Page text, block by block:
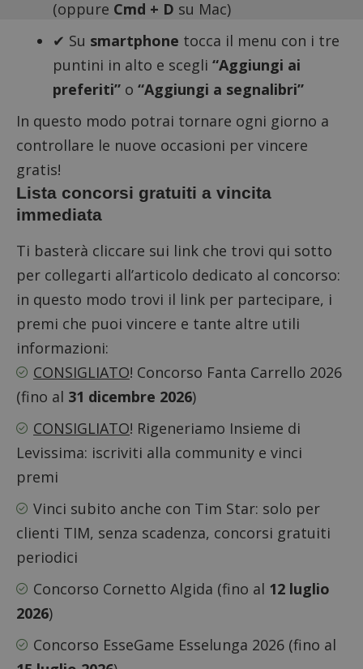
(oppure Cmd + D su Mac)
✔ Su smartphone tocca il menu con i tre
puntini in alto e scegli “Aggiungi ai
preferiti” o “Aggiungi a segnalibri”
In questo modo potrai tornare ogni giorno a
controllare le nuove occasioni per vincere
gratis!
Lista concorsi gratuiti a vincita
immediata
Ti basterà cliccare sui link che trovi qui sotto
per collegarti all’articolo dedicato al concorso:
in questo modo trovi il link per partecipare, i
premi che puoi vincere e tante altre utili
informazioni:
CONSIGLIATO! Concorso Fanta Carrello 2026
(fino al 31 dicembre 2026)
CONSIGLIATO! Rigeneriamo Insieme di
Levissima: iscriviti alla community e vinci
premi
Vinci subito anche con Tim Star: solo per
clienti TIM, senza scadenza, concorsi gratuiti
periodici
Concorso Cornetto Algida (fino al 12 luglio
2026)
Concorso EsseGame Esselunga 2026 (fino al